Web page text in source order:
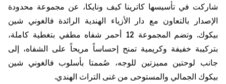
شاركت في تأسيسها كاترينا كيف ونايكا، عن مجموعة محدودة
الإصدار بالتعاون مع دار الأزياء الهندية الرائدة فالغوني شين
بيكوك
. وتضم المجموعة 12 أحمر شفاه مطفي بتغطية كاملة،
بتركيبة خفيفة وكريمية تمنح إحساساً مريحاً على الشفاه، إلى
جانب لوحتين مميزتين للوجه، صُممتا بأسلوب فالغوني شين
بيكوك الجمالي والمستوحى من غنى التراث الهندي.